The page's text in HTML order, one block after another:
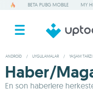
BETA PUBG MOBILE MY
ANDROID / UYGULAMALAR / YAŞAM TARZI
Haber/
En son haberlere